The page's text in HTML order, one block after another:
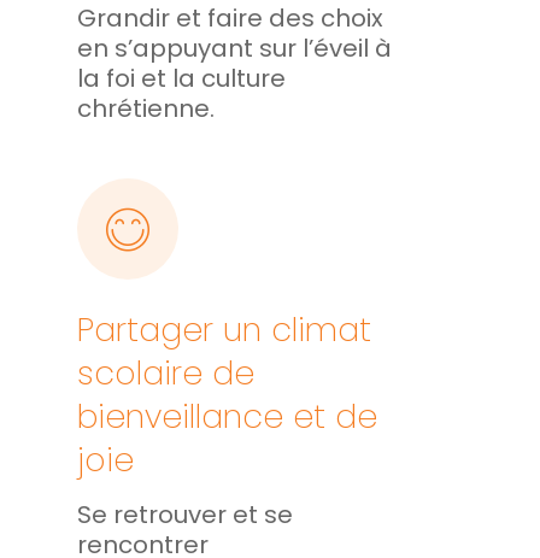
Grandir et faire des choix
en s’appuyant sur l’éveil à
la foi et la culture
chrétienne.
Partager un climat
scolaire de
bienveillance et de
joie
Se retrouver et se
rencontrer